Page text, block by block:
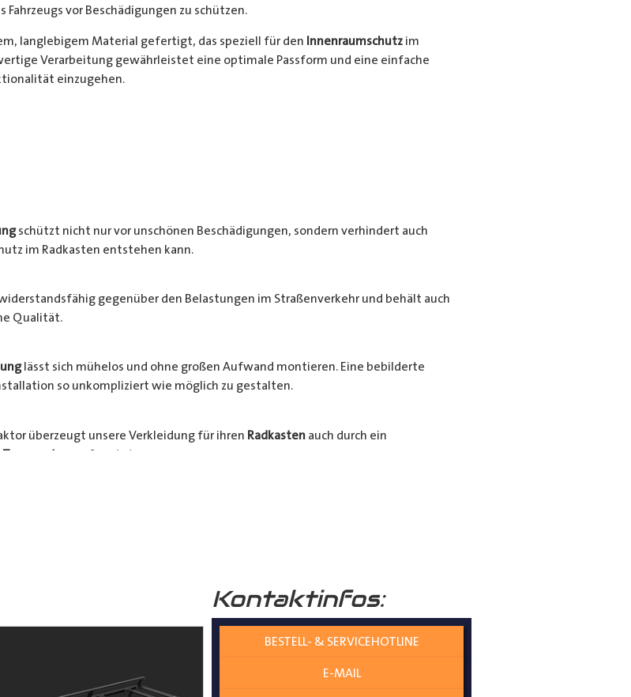
vor Beschädigungen zu schützen.
langlebigem Material gefertigt, das speziell für den Innenraumschutzim
Verarbeitung gewährleistet eine optimale Passform und eine einfache
einzugehen.
schützt nicht nur vor unschönen Beschädigungen, sondern verhindert auch
im Radkasten entstehen kann.
gegenüber den Belastungen im Straßenverkehr und behält auch
Qualität.
lässt sich mühelos und ohne großen Aufwand montieren. Eine bebilderte
so unkompliziert wie möglich zu gestalten.
überzeugt unsere Verkleidung für ihren Radkastenauch durch ein
Transporters aufwertet.
Kontaktinfos:
BESTELL- & SERVICEHOTLINE
E-MAIL